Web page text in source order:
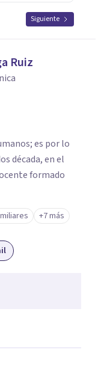
Siguiente
Ruiz
es por lo
década, en el
formado
+7 más